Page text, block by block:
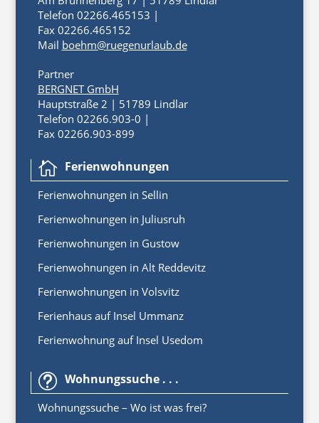
Telefon 02266.465153 |
Fax 02266.465152
Mail boehm@ruegenurlaub.de
Partner
BERGNET GmbH
Hauptstraße 2 | 51789 Lindlar
Telefon 02266.903-0 |
Fax 02266.903-899
 Ferienwohnungen
Ferienwohnungen in Sellin
Ferienwohnungen in Juliusruh
Ferienwohnungen in Gustow
Ferienwohnungen in Alt Reddevitz
Ferienwohnungen in Volsvitz
Ferienhaus auf Insel Ummanz
Ferienwohnung auf Insel Usedom
t Wohnungssuche . . .
Wohnungssuche – Wo ist was frei?